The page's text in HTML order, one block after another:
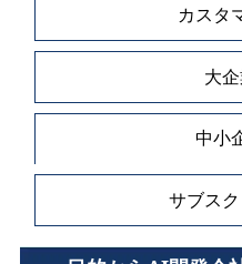
カスタ
大
中小
サブス